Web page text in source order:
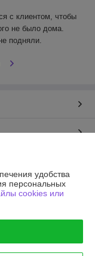
с клиентом, чтобы
не было дома.
подняли.
удобства
персональных
cookies или